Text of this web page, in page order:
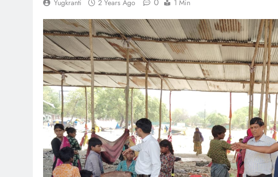
Yugkranti 2 Years Ago 1 Min